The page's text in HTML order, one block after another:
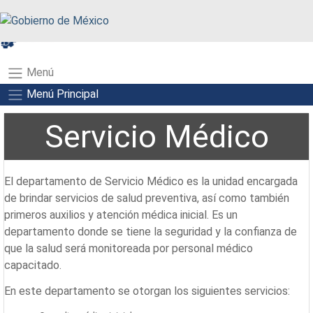
Menú
Menú Principal
Servicio Médico
El departamento de Servicio Médico es la unidad encargada
de brindar servicios de salud preventiva, así como también
primeros auxilios y atención médica inicial. Es un
departamento donde se tiene la seguridad y la confianza de
que la salud será monitoreada por personal médico
capacitado.
En este departamento se otorgan los siguientes servicios: